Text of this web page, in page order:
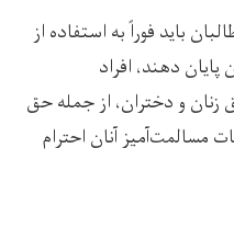
باید فوراً به استفاده از
دهند، افراد
زنان و دختران، از جمله حق
مسالمت‌آمیز آنان احترام